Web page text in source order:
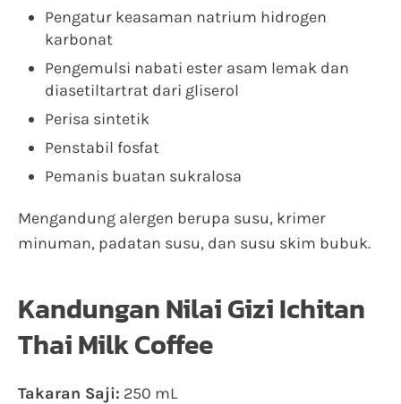
Pengatur keasaman natrium hidrogen
karbonat
Pengemulsi nabati ester asam lemak dan
diasetiltartrat dari gliserol
Perisa sintetik
Penstabil fosfat
Pemanis buatan sukralosa
Mengandung alergen berupa susu, krimer
minuman, padatan susu, dan susu skim bubuk.
Kandungan Nilai Gizi Ichitan
Thai Milk Coffee
Takaran Saji: 250 mL